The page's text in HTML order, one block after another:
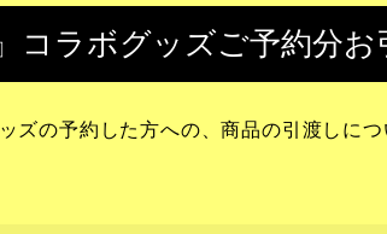
コラボグッズご予約分
ズの予約した方への、商品の引渡しに